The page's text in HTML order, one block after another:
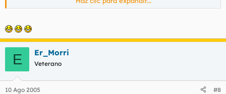
E Er_Morri
Veterano
10 Ago 2005 #8